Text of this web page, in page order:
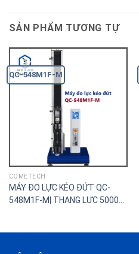
SẢN PHẨM TƯƠNG TỰ
QC-548M1F-M
COMETECH
MÁY ĐO LỰC KÉO ĐỨT QC-
548M1F-M| THANG LỰC 5000N-